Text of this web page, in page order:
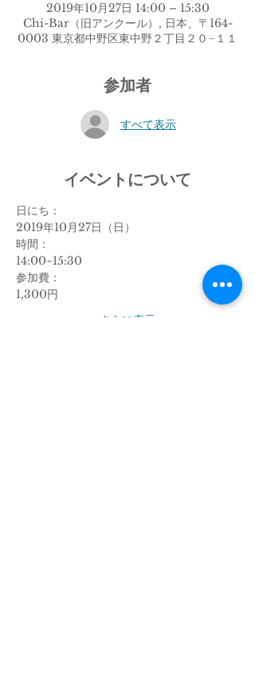
2019年10月27日 14:00 – 15:30
Chi-Bar（旧アンクール）, 日本、〒164-
0003 東京都中野区東中野２丁目２０−１１
参加者
すべて表示
イベントについて
日にち：
2019年10月27日（日）
時間：
14:00~15:30
参加費：
1,300円
さらに表示